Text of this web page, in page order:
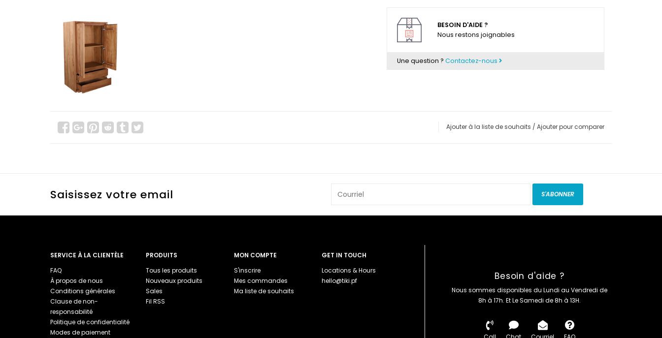
BESOIN D'AIDE ?
Nous restons joignables
Une question ? Contactez-nous
Ajouter à la liste de souhaits / Ajouter pour comparer
Saisissez votre email S'ABONNER
SERVICE À LA CLIENTÈLE
FAQ
À propos de nous
Conditions générales
Clause de non-
responsabilité
Politique de confidentialité
Modes de paiement
PRODUITS
Tous les produits
Nouveaux produits
Sales
Fil RSS
MON COMPTE
S'inscrire
Mes commandes
Ma liste de souhaits
GET IN TOUCH
Locations & Hours
hello@tiki.pf
Besoin d'aide ?
Nous sommes disponibles du Lundi au Vendredi de
8h à 17h. Et Le Samedi de 8h à 13H.